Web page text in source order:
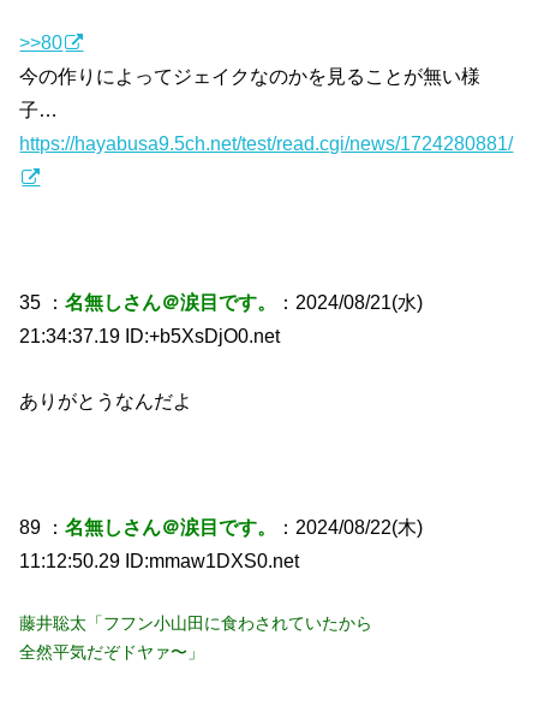
>>80
今の作りによってジェイクなのかを見ることが無い様
子…
https://hayabusa9.5ch.net/test/read.cgi/news/1724280881/
35 ：名無しさん＠涙目です。
：2024/08/21(水)
21:34:37.19 ID:+b5XsDjO0.net
ありがとうなんだよ
89 ：名無しさん＠涙目です。
：2024/08/22(木)
11:12:50.29 ID:mmaw1DXS0.net
藤井聡太「フフン小山田に食わされていたから
全然平気だぞドヤァ〜」